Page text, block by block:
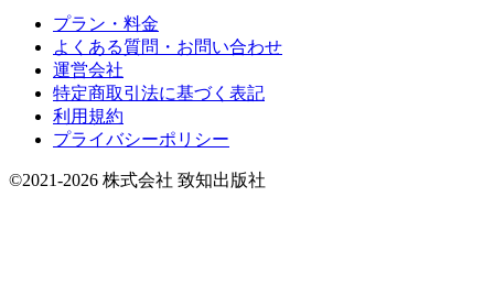
プラン・料金
よくある質問・お問い合わせ
運営会社
特定商取引法に基づく表記
利用規約
プライバシーポリシー
©2021-2026 株式会社 致知出版社